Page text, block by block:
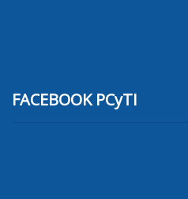
FACEBOOK PCyTI